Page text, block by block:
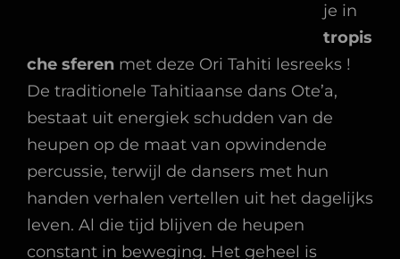
je in
tropis
che sferen met deze Ori Tahiti lesreeks !
De traditionele Tahitiaanse dans Ote’a,
bestaat uit energiek schudden van de
heupen op de maat van opwindende
percussie, terwijl de dansers met hun
handen verhalen vertellen uit het dagelijks
leven. Al die tijd blijven de heupen
constant in beweging. Het geheel is